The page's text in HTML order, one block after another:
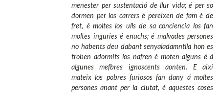
menester per sustentació de llur vida; é per so
dormen per los carrers é pereixen de fam é de
fret, é moltes los ulls de sa conciencia los fan
moltes inguries é enuchs; é malvades persones
no habents deu dabant senyaladamntlla hon es
troben adormits los nafren é moten alguns é á
algunes mefbres ignoscents aonten. E així
mateix los pobres furiosos fan dany á moltes
persones anant per la ciutat, é aquestes coses